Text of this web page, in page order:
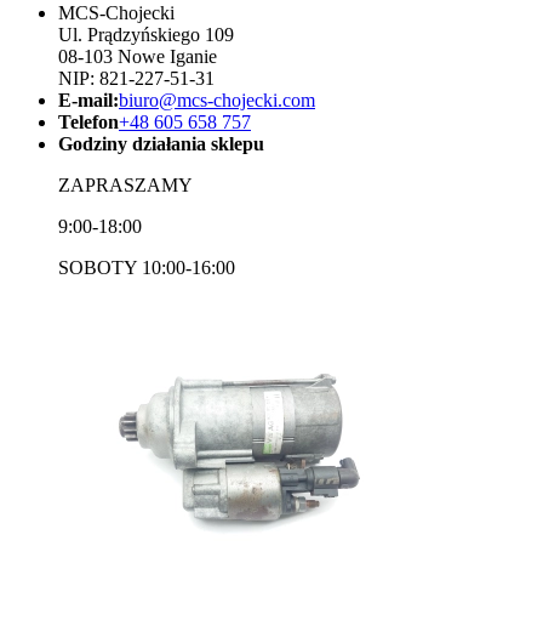
MCS-Chojecki
Ul. Prądzyńskiego 109
08-103 Nowe Iganie
NIP: 821-227-51-31
E-mail:biuro@mcs-chojecki.com
Telefon+48 605 658 757
Godziny działania sklepu
ZAPRASZAMY
9:00-18:00
SOBOTY 10:00-16:00